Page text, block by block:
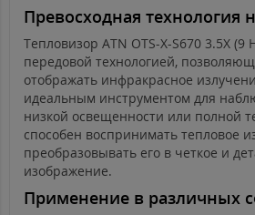
Превосходная технология
Тепловизор ATN OTS-X-S670 3.5X (9
передовой технологией,
отображать инфракрасное
идеальным инструментом для
низкой освещенности или полной
способен воспринимать тепловое
преобразовывать его в четкое и
изображение.
Применение в различных